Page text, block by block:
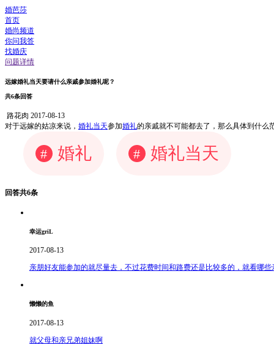
婚芭莎
首页
婚尚频道
你问我答
找婚庆
问题详情
远嫁婚礼当天要请什么亲戚参加婚礼呢？
共6条回答
路花肉 2017-08-13
对于远嫁的姑凉来说， 婚礼当天参加婚礼的亲戚就不可能都去了，那么具体到什么
# 婚礼 # 婚礼当天
回答共6条
幸运griL
2017-08-13
亲朋好友能参加的就尽量去，不过花费时间和路费还是比较多的，就看哪
懒懒的鱼
2017-08-13
就父母和亲兄弟姐妹啊